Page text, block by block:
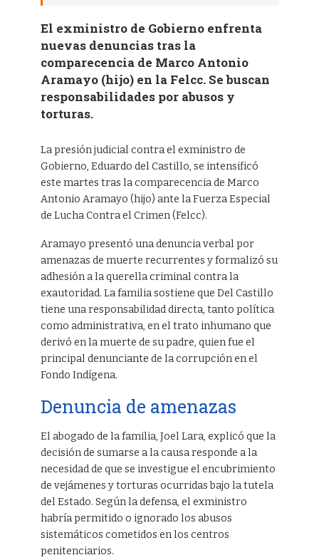
El exministro de Gobierno enfrenta
nuevas denuncias tras la
comparecencia de Marco Antonio
Aramayo (hijo) en la Felcc. Se buscan
responsabilidades por abusos y
torturas.
La presión judicial contra el exministro de
Gobierno, Eduardo del Castillo, se intensificó
este martes tras la comparecencia de Marco
Antonio Aramayo (hijo) ante la Fuerza Especial
de Lucha Contra el Crimen (Felcc).
Aramayo presentó una denuncia verbal por
amenazas de muerte recurrentes y formalizó su
adhesión a la querella criminal contra la
exautoridad. La familia sostiene que Del Castillo
tiene una responsabilidad directa, tanto política
como administrativa, en el trato inhumano que
derivó en la muerte de su padre, quien fue el
principal denunciante de la corrupción en el
Fondo Indígena.
Denuncia de amenazas
El abogado de la familia, Joel Lara, explicó que la
decisión de sumarse a la causa responde a la
necesidad de que se investigue el encubrimiento
de vejámenes y torturas ocurridas bajo la tutela
del Estado. Según la defensa, el exministro
habría permitido o ignorado los abusos
sistemáticos cometidos en los centros
penitenciarios.